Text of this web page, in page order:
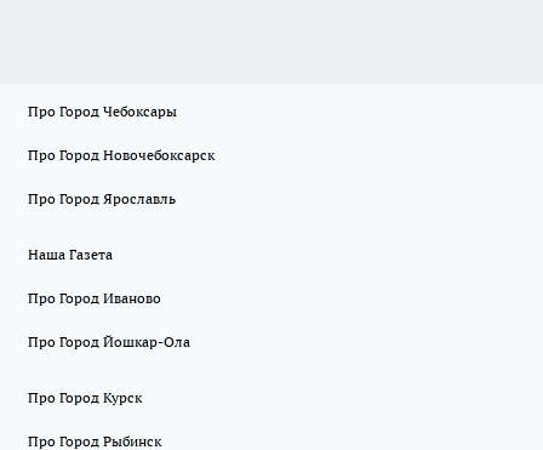
Про Город Чебоксары
Про Город Новочебоксарск
Про Город Ярославль
Наша Газета
Про Город Иваново
Про Город Йошкар-Ола
Про Город Курск
Про Город Рыбинск